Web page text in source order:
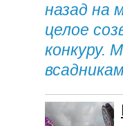
назад на
целое
конкуру.